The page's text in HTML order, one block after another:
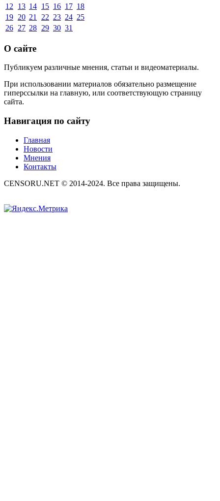
12
13 14 15 16 17 18
19 20 21 22 23 24 25
26 27 28 29 30 31
О сайте
Публикуем различные мнения, статьи и видеоматериалы.
При использовании материалов обязательно размещение
гиперссылки на главную, или соответствующую страницу
сайта.
Навигация по сайту
Главная
Новости
Мнения
Контакты
CENSORU.NET © 2014-2024. Все права защищены.